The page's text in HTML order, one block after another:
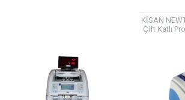
KİSAN
Çift Katlı